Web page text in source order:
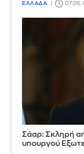
ΕΛΛΑΔΑ 07:26,
Σάαρ: Σκληρή
υπουργού